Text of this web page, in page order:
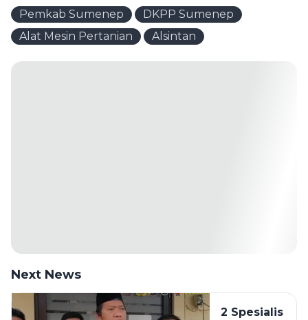
Pemkab Sumenep
DKPP Sumenep
Alat Mesin Pertanian
Alsintan
Next News
2 Spesialis